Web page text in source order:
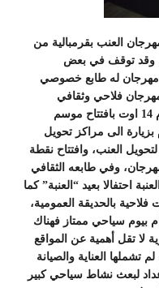
ان مهرجان العنب بقرمبالية من
وقد توقف في بعض
مهرجان له طابع خصوصي
فلاحي وثقافي
وسياحي. ففي طابعه الفلاحي سيتميز يوم 14 اوت بافتتاح موسم
الى مراكز تحويل
ان بقرمبالية بها 5 مصانع لتحويل العنب، وافتتاح نقطة
وفي طابعه الثقافي
احتفالا بعيد “العنبة” كما
بالحديقة العمومية،
بيوم سياحي ممتاز فهناك
لا تقل أهمية عن المواقع
تشملها العناية والصيانة
لبعث نشاط سياحي كبير